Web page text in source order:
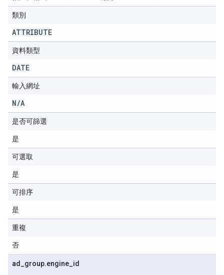
類別
ATTRIBUTE
資料類型
DATE
輸入網址
N/A
是否可篩選
是
可選取
是
可排序
是
重複
否
ad group.engine id